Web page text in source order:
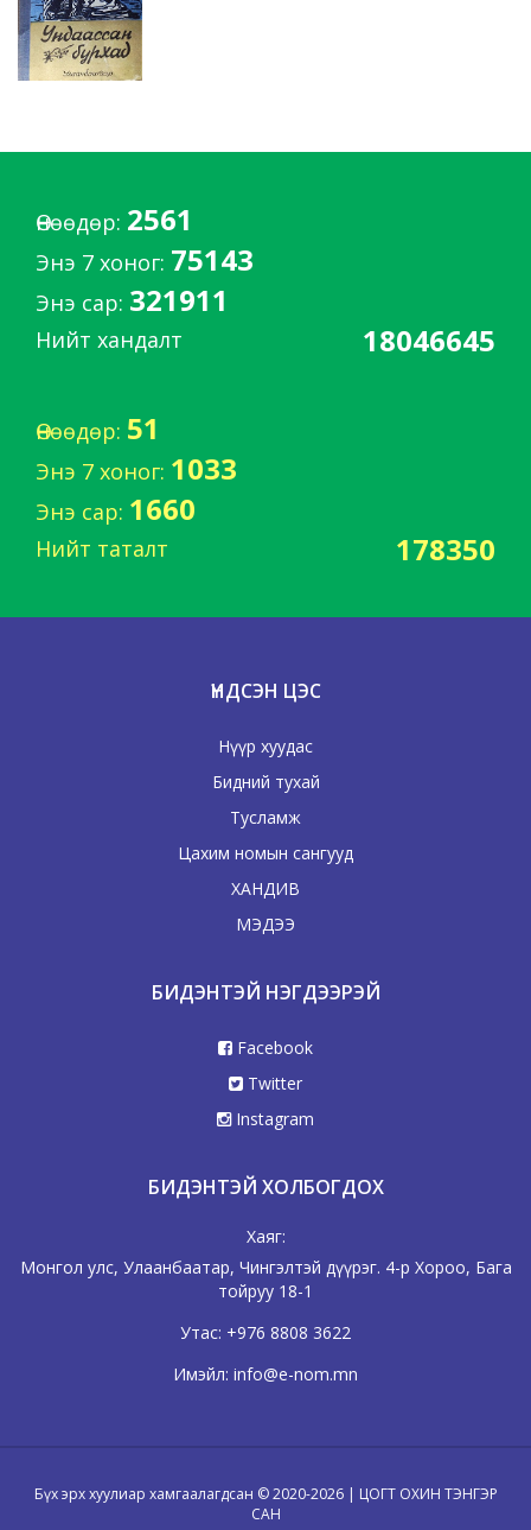
Өнөөдөр: 2561
Энэ 7 хоног: 75143
Энэ сар: 321911
Нийт хандалт 18046645
Өнөөдөр: 51
Энэ 7 хоног: 1033
Энэ сар: 1660
Нийт таталт 178350
ҮНДСЭН ЦЭС
Нүүр хуудас
Бидний тухай
Тусламж
Цахим номын сангууд
ХАНДИВ
МЭДЭЭ
БИДЭНТЭЙ НЭГДЭЭРЭЙ
Facebook
Twitter
Instagram
БИДЭНТЭЙ ХОЛБОГДОХ
Хаяг:
Монгол улс, Улаанбаатар, Чингэлтэй дүүрэг. 4-р Хороо, Бага
тойруу 18-1
Утас: +976 8808 3622
Имэйл: info@e-nom.mn
Бүх эрх хуулиар хамгаалагдсан © 2020-2026 | ЦОГТ ОХИН ТЭНГЭР
САН